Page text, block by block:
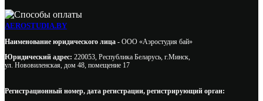
AEROSTUDIA.BY
Наименование юридического лица - ООО «Аэростудия бай»
Юридический адрес: 220053, Республика Беларусь, г.Минск,
ул. Нововиленская, дом 48, помещение 17
Регистрационный номер, дата регистрации, регистрирующий орган: